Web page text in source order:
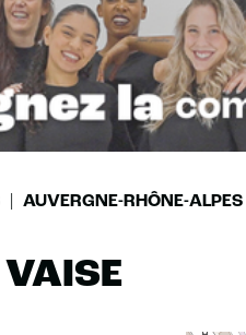
AUVERGNE-RHÔNE-ALPES
VAISE